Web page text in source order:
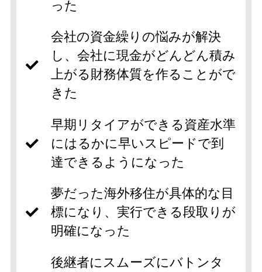
った
会社の資金繰りの悩みが解決
し、会社に現金がどんどん積み
上がる財務体質を作ることがで
きた
早期リタイアができる資産水準
にはるかに早いスピードで到
達できるようになった
夢だった海外移住が具体的な目
標になり、実行できる段取りが
明確になった
後継者にスムーズにバトンタ